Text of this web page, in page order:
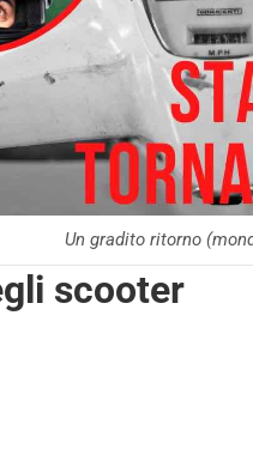
Un gradito ritorno
scooter